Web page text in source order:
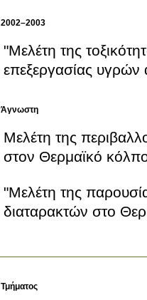
2002–2003
"Μελέτη της
επεξεργασίας υγρών
Άγνωστη
Μελέτη της
στον Θερμαϊκό
"Μελέτη της
διαταρακτών στο
Τμήματος